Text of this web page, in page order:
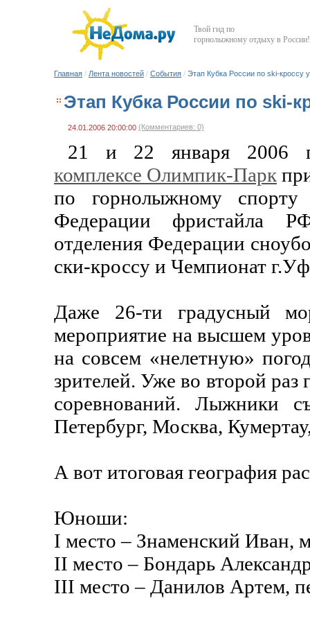
Твой гид по
горнолыжному отдыху в России!
Главная / Лента новостей / События / Этап Кубка России по ski-
Этап Кубка России по ski-
24.01.2006 20:00:00 (Комментариев: 0)
21 и 22 января
комплексе Олимпик-Парк
по горнолыжному
Федерации фристайла
отделения Федерации
ски-кроссу и Чемпионат
Даже 26-ти градусный
мероприятие на высшем
на совсем «нелетную»
зрителей. Уже во второй
соревнований. Лыжники
Петербург, Москва,
А вот итоговая география
Юноши:
I место – Знаменский Иван,
II место – Бондарь
III место – Данилов Артем,